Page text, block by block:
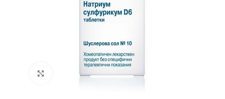
Click to enlarge